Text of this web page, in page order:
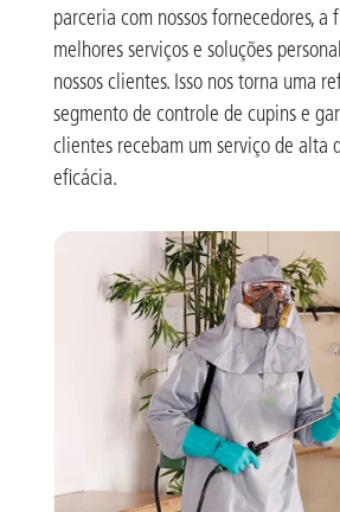
parceria com nossos fornecedores, a
melhores serviços e soluções
nossos clientes. Isso nos torna uma
segmento de controle de cupins e
clientes recebam um serviço de alta
eficácia.